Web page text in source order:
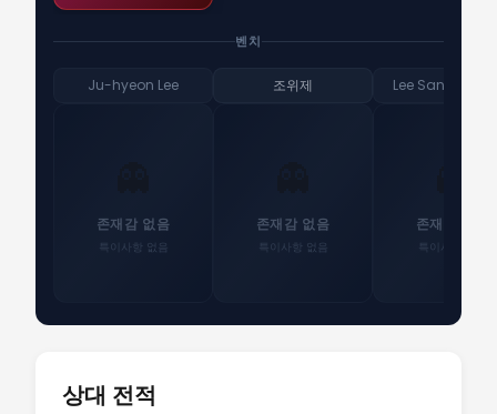
벤치
Ju-hyeon Lee
존재감 없음
특이사항 없음
조위제
존재감 없음
특이사항 없음
Lee Sang-
존재감 없음
특이사항 없음
상대 전적